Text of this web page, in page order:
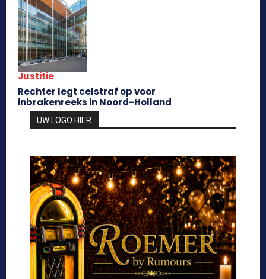
Justitie
Rechter legt celstraf op voor
inbrakenreeks in Noord-Holland
UW LOGO HIER